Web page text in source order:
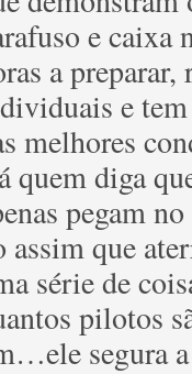
e caixa
a
e
melhores
quem diga
pegam
assim que
série de
pilotos
segura